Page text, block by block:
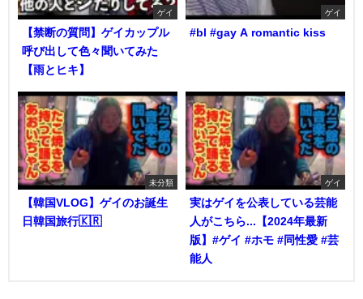
ゲイ
【禁断の質問】ゲイカップル
呼び出して色々聞いてみた
【雨とヒキ】
ゲイ
#bl #gay A romantic kiss
未分類
【韓国VLOG】ゲイのお誕生
日韓国旅行🇰🇷
ゲイ
実はゲイを公表している芸能
人がこちら...【2024年最新
版】#ゲイ #ホモ #同性愛 #芸
能人